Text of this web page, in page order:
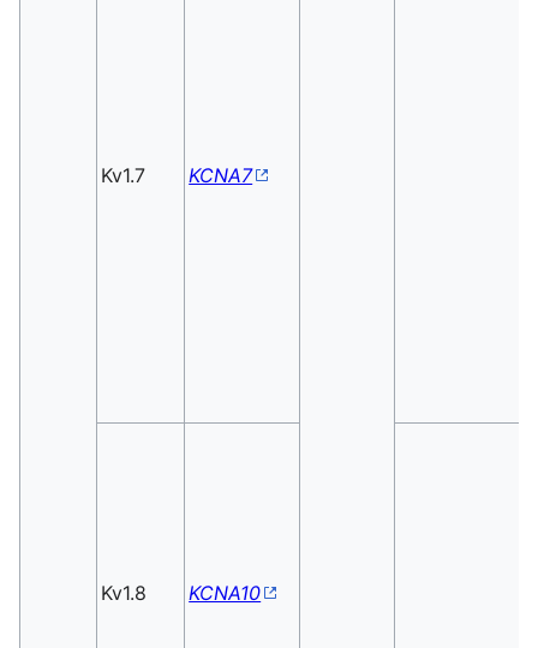
Kv1.7 KCNA7
Kv1.8 KCNA10